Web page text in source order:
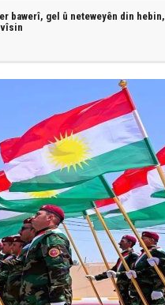
bawerî, gel û neteweyên din hebin,